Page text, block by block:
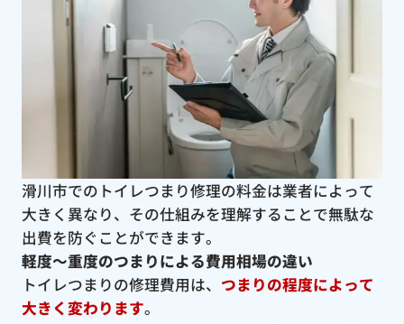
滑川市でのトイレつまり修理の料金は業者によって
大きく異なり、その仕組みを理解することで無駄な
出費を防ぐことができます。
軽度〜重度のつまりによる費用相場の違い
トイレつまりの修理費用は、 つまりの程度によって
大きく変わります。